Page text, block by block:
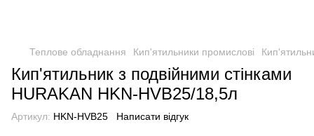
Теплове обладнання Кип'ятильники промислові
Кип'ятильник з подвійними стінками
HURAKAN HKN-HVB25/18,5л
Артикул: HKN-HVB25 Написати відгук